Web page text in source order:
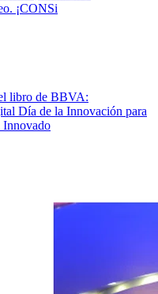
¡CONSi
libro de BBVA:
Día de la Innovación para